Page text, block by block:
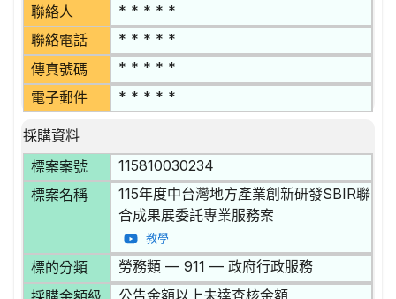
聯絡人 * * * * *
聯絡電話 * * * * *
傳真號碼 * * * * *
電子郵件 * * * * *
採購資料
標案案號
115810030234
標案名稱
115年度中台灣地方產業創新研發SBIR聯
合成果展委託專業服務案
教學
標的分類 勞務類 — 911 — 政府行政服務
公告金額以上未達查核金額